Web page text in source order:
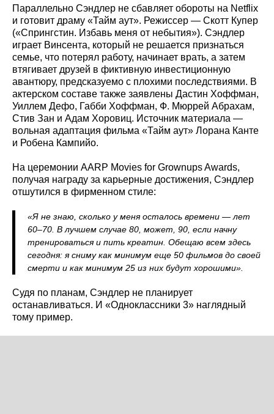
Параллельно Сэндлер не сбавляет обороты на Netflix
и готовит драму «Тайм аут». Режиссер — Скотт Купер
(«Спрингстин. Избавь меня от небытия»). Сэндлер
играет Винсента, который не решается признаться
семье, что потерял работу, начинает врать, а затем
втягивает друзей в фиктивную инвестиционную
авантюру, предсказуемо с плохими последствиями. В
актерском составе также заявлены Дастин Хоффман,
Уиллем Дефо, Габби Хоффман, Ф. Мюррей Абрахам,
Стив Зан и Адам Хоровиц. Источник материала —
вольная адаптация фильма «Тайм аут» Лорана Канте
и Робена Кампийо.
На церемонии AARP Movies for Grownups Awards,
получая награду за карьерные достижения, Сэндлер
отшутился в фирменном стиле:
«Я не знаю, сколько у меня осталось времени — лет
60–70. В лучшем случае 80, может, 90, если начну
тренироваться и пить креатин. Обещаю всем здесь
сегодня: я сниму как минимум еще 50 фильмов до своей
смерти и как минимум 25 из них будут хорошими».
Судя по планам, Сэндлер не планирует
останавливаться. И «Одноклассники 3» наглядный
тому пример.